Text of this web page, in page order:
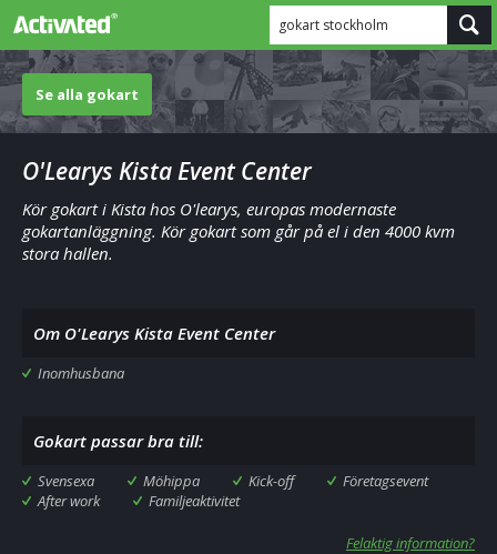
gokart stockholm
Se alla gokart
O'Learys Kista Event Center
Kör gokart i Kista hos O'learys, europas modernaste
gokartanläggning. Kör gokart som går på el i den 4000 kvm
stora hallen.
Om O'Learys Kista Event Center
Inomhusbana
Gokart passar bra till:
Svensexa Möhippa Kick-off
Företagsevent
After work
Familjeaktivitet
Felaktig information?